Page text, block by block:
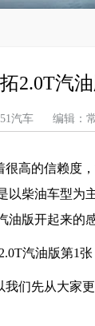
2.0T汽
51汽车 编辑：
高的信赖度
以柴油车型为
版开起来的
们先从大家